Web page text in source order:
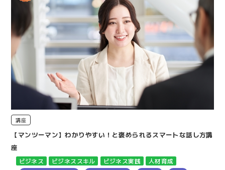
講座
【マンツーマン】わかりやすい！と褒められるスマートな話し方講
座
ビジネス ビジネススキル ビジネス実践 人材育成